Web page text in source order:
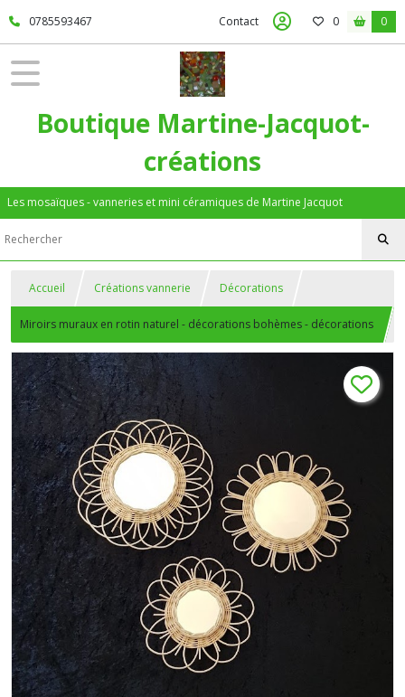
0785593467 Contact 0 0
Boutique Martine-Jacquot-
créations
Les mosaïques - vanneries et mini céramiques de Martine Jacquot
Accueil Créations vannerie Décorations
Miroirs muraux en rotin naturel - décorations bohèmes - décorations
murales - fait main - vendus à l'unité